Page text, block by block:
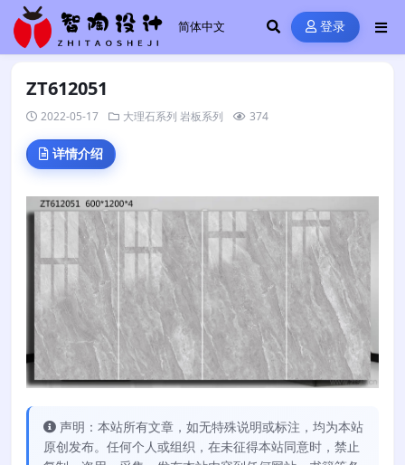
登录
ZT612051
2022-05-17 大理石系列 岩板系列 374
详情介绍
声明：本站所有文章，如无特殊说明或标注，均为本站
原创发布。任何个人或组织，在未征得本站同意时，禁止